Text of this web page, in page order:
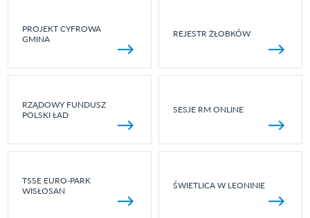
PROJEKT CYFROWA
GMINA
REJESTR ŻŁOBKÓW
RZĄDOWY FUNDUSZ
POLSKI ŁAD
SESJE RM ONLINE
TSSE EURO-PARK
WISŁOSAN
ŚWIETLICA W LEONINIE